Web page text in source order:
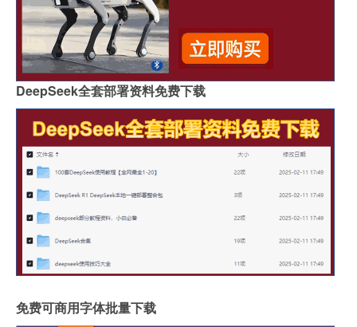
DeepSeek全套部署资料免费下载
免费可商用字体批量下载